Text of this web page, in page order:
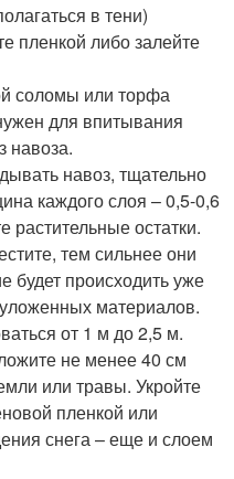
в тени)
пленкой либо залейте
соломы или торфа
для впитывания
навоза.
навоз, тщательно
каждого слоя – 0,5-0,6
остатки.
тем сильнее они
будет происходить уже
материалов.
от 1 м до 2,5 м.
не менее 40 см
или травы. Укройте
пленкой или
снега – еще и слоем